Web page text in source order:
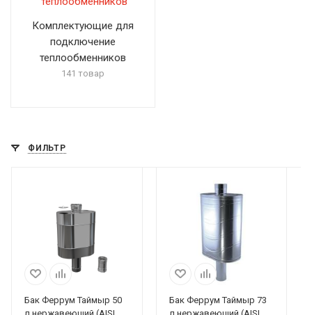
Комплектующие для
подключение
теплообменников
141 товар
ФИЛЬТР
Бак Феррум Таймыр 50
л нержавеющий (AISI
Бак Феррум Таймыр 73
л нержавеющий (AISI